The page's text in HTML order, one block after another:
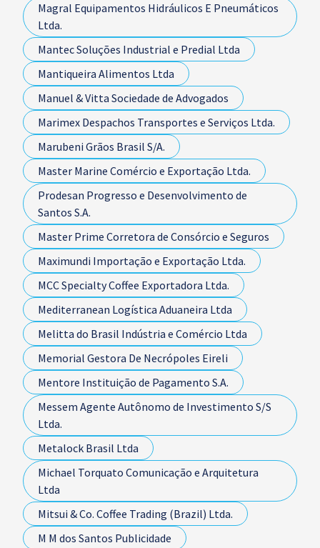
Magral Equipamentos Hidráulicos E Pneumáticos
Ltda.
Mantec Soluções Industrial e Predial Ltda
Mantiqueira Alimentos Ltda
Manuel & Vitta Sociedade de Advogados
Marimex Despachos Transportes e Serviços Ltda.
Marubeni Grãos Brasil S/A.
Master Marine Comércio e Exportação Ltda.
Prodesan Progresso e Desenvolvimento de
Santos S.A.
Master Prime Corretora de Consórcio e Seguros
Maximundi Importação e Exportação Ltda.
MCC Specialty Coffee Exportadora Ltda.
Mediterranean Logística Aduaneira Ltda
Melitta do Brasil Indústria e Comércio Ltda
Memorial Gestora De Necrópoles Eireli
Mentore Instituição de Pagamento S.A.
Messem Agente Autônomo de Investimento S/S
Ltda.
Metalock Brasil Ltda
Michael Torquato Comunicação e Arquitetura
Ltda
Mitsui & Co. Coffee Trading (Brazil) Ltda.
M M dos Santos Publicidade